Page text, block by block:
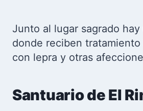
Junto al lugar sagrado
donde reciben
con lepra y otras
Santuario de El